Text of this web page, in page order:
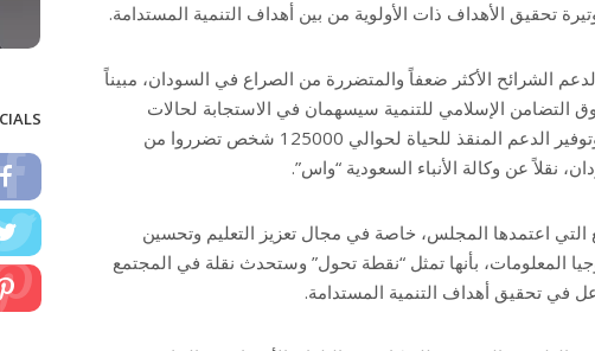
تحقيق الأهداف ذات الأولوية من بين أهداف التنمية المستدامة.
الشرائح الأكثر ضعفاً والمتضررة من الصراع في السودان، مبيناً
التضامن الإسلامي للتنمية سيسهمان في الاستجابة لحالات
الطوارئ للعديد من القطاعات، وتوفير الدعم المنقذ للحياة لحوالي 125000 شخص تضرروا من
نقلاً عن وكالة الأنباء السعودية “واس”.
اعتمدها المجلس، خاصة في مجال تعزيز التعليم وتحسين
المعلومات، بأنها تمثل “نقطة تحول” وستحدث نقلة في المجتمع
في تحقيق أهداف التنمية المستدامة.